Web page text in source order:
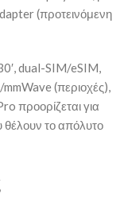
(προτεινόμενη
dual-SIM/eSIM,
(περιοχές),
προορίζεται για
θέλουν το απόλυτο